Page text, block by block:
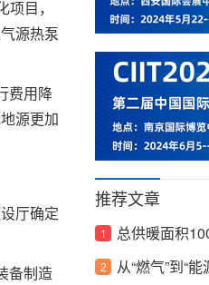
目，
源热泵
费用降
源更加
厅确定
备制造
推荐文章
总供暖面积
小区寻找替代
从“燃气”到“